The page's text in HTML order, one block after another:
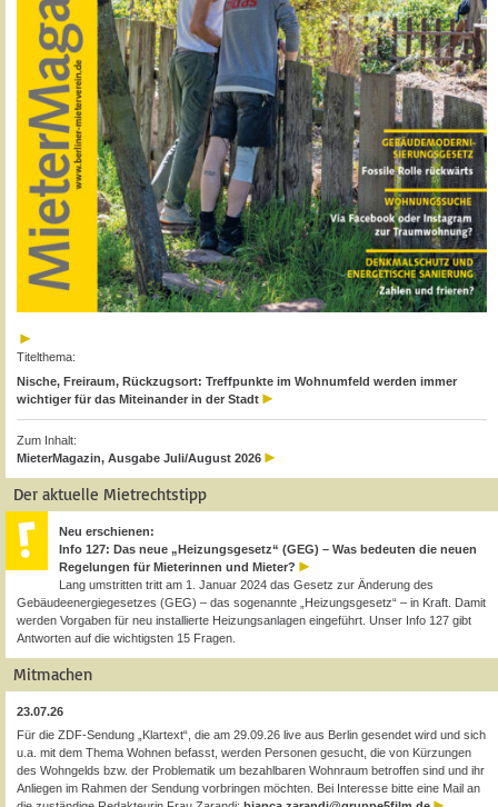
Titelthema:
Nische, Freiraum, Rückzugsort: Treffpunkte im Wohnumfeld werden immer
wichtiger für das Miteinander in der Stadt
Zum Inhalt:
MieterMagazin, Ausgabe Juli/August 2026
Der aktuelle Mietrechtstipp
Neu erschienen:
Info 127: Das neue „Heizungsgesetz“ (GEG) – Was bedeuten die neuen
Regelungen für Mieterinnen und Mieter?
Lang umstritten tritt am 1. Januar 2024 das Gesetz zur Änderung des
Gebäudeenergiegesetzes (GEG) – das sogenannte „Heizungsgesetz“ – in Kraft. Damit
werden Vorgaben für neu installierte Heizungsanlagen eingeführt. Unser Info 127 gibt
Antworten auf die wichtigsten 15 Fragen.
Mitmachen
23.07.26
Für die ZDF-Sendung „Klartext“, die am 29.09.26 live aus Berlin gesendet wird und sich
u.a. mit dem Thema Wohnen befasst, werden Personen gesucht, die von Kürzungen
des Wohngelds bzw. der Problematik um bezahlbaren Wohnraum betroffen sind und ihr
Anliegen im Rahmen der Sendung vorbringen möchten. Bei Interesse bitte eine Mail an